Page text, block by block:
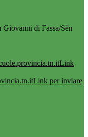
Giovanni di Fassa/Sèn
Link
Link per inviare